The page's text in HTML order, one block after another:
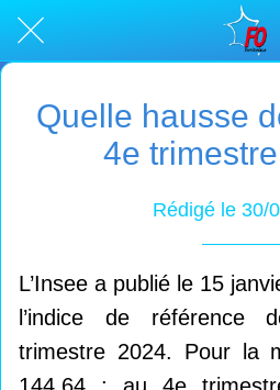
Quelle hausse
4e
Rédigé le 30/
L’Insee a publié le 15
l’indice de référence
trimestre 2024. Pour la
144,64 ; au 4e